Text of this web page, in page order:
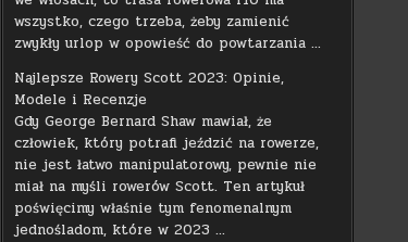
wszystko, czego trzeba, żeby zamienić
zwykły urlop w opowieść do powtarzania …
Najlepsze Rowery Scott 2023: Opinie,
Modele i Recenzje
Gdy George Bernard Shaw mawiał, że
człowiek, który potrafi jeździć na rowerze,
nie jest łatwo manipulatorowy, pewnie nie
miał na myśli rowerów Scott. Ten artykuł
poświęcimy właśnie tym fenomenalnym
jednośladom, które w 2023 …